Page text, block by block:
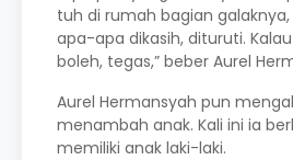
tuh di rumah bagian
apa-apa dikasih, dituruti.
boleh, tegas,” beber Aurel
Aurel Hermansyah pun
menambah anak. Kali ini ia
memiliki anak laki-laki.